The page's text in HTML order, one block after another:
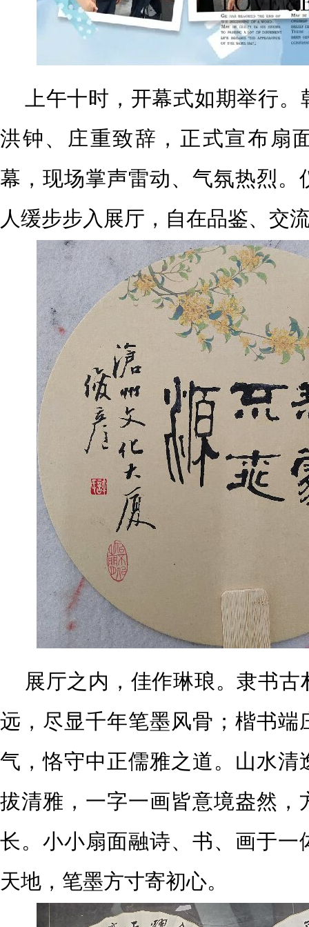
上午十时，开幕式如期举行
洪钟、庄重致辞，正式宣布扇
幕，现场掌声雷动、气氛热烈。
人缓步步入展厅，自在品鉴、交
展厅之内，佳作琳琅。隶书古
远，尽显千年笔墨风骨；楷书端
气，恪守中正儒雅之道。山水清
拔清雅，一字一画皆意境盎然，
长。小小扇面融诗、书、画于一
天地，笔墨方寸寄初心。